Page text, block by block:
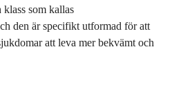
som kallas
den är specifikt utformad för att
att leva mer bekvämt och